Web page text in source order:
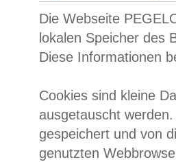
Die Webseite
lokalen Speicher des
Diese Informationen
Cookies sind kleine
ausgetauscht
gespeichert und von
genutzten